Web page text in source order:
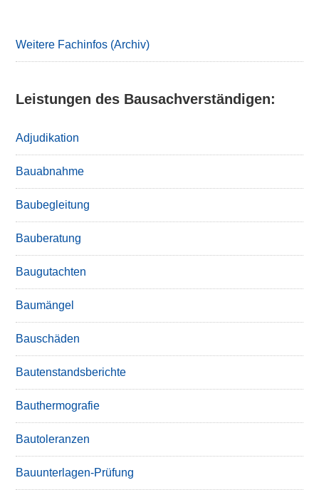
Weitere Fachinfos (Archiv)
Leistungen des Bausachverständigen:
Adjudikation
Bauabnahme
Baubegleitung
Bauberatung
Baugutachten
Baumängel
Bauschäden
Bautenstandsberichte
Bauthermografie
Bautoleranzen
Bauunterlagen-Prüfung